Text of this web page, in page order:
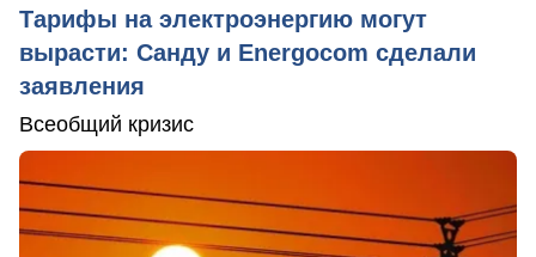
Тарифы на электроэнергию могут
вырасти: Санду и Energocom сделали
заявления
Всеобщий кризис